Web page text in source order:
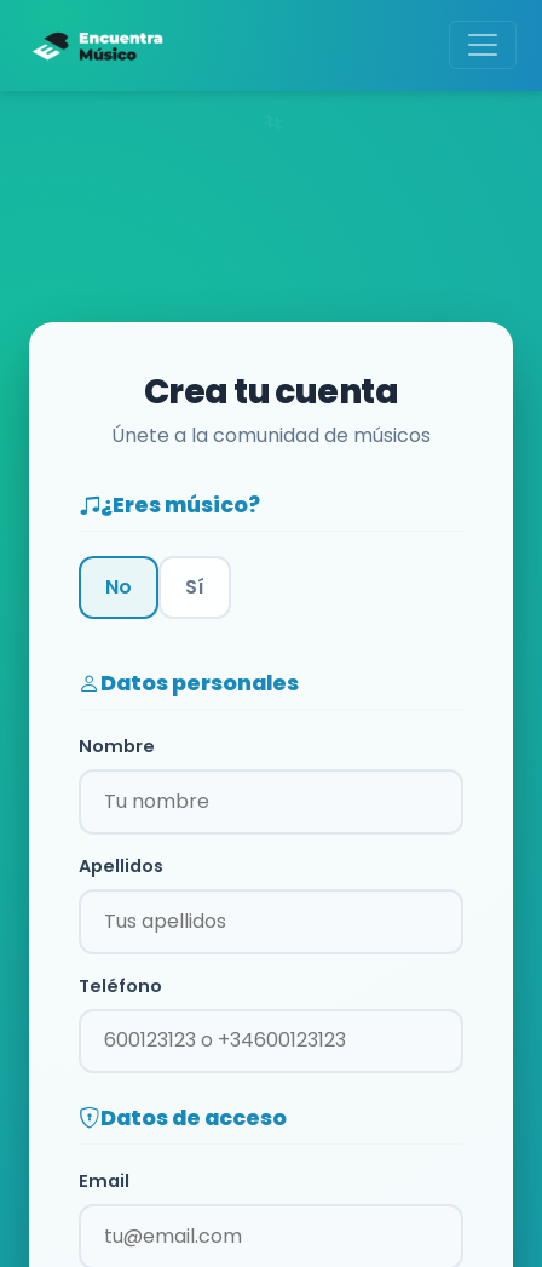
Crea tu cuenta
Únete a la comunidad de músicos
¿Eres músico?
No Sí
Datos personales
Nombre
Apellidos
Teléfono
Datos de acceso
Email